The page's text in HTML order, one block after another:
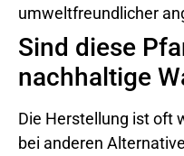
umweltfreundlicher
Sind diese
nachhaltige
Die Herstellung ist oft
bei anderen